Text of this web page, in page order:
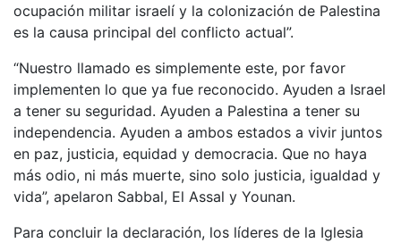
ocupación militar israelí y la colonización de Palestina
es la causa principal del conflicto actual”.
“Nuestro llamado es simplemente este, por favor
implementen lo que ya fue reconocido. Ayuden a Israel
a tener su seguridad. Ayuden a Palestina a tener su
independencia. Ayuden a ambos estados a vivir juntos
en paz, justicia, equidad y democracia. Que no haya
más odio, ni más muerte, sino solo justicia, igualdad y
vida”, apelaron Sabbal, El Assal y Younan.
Para concluir la declaración, los líderes de la Iglesia